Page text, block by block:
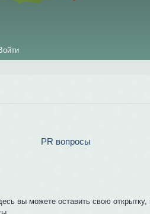
PR вопросы
вы можете оставить свою открытку,